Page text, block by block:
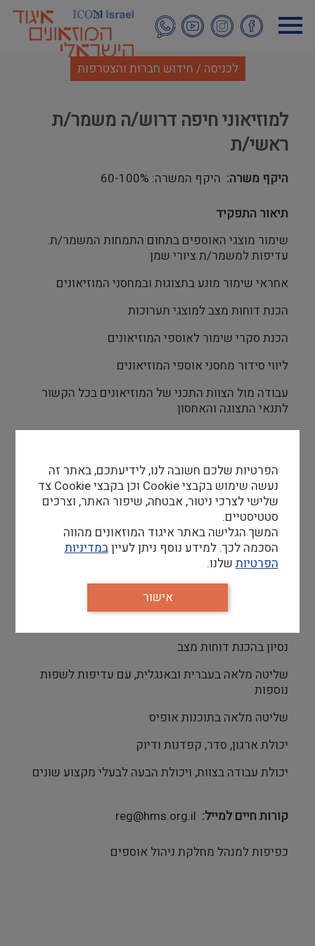
לתוכן
העיקרי
לכניסה / חידוש חברות והצטרפות
למוזיאוני חיפה דרוש/ה משמר/ת
ראשי/ת
היקף משרה היקף המשרה: 60-100%
תיאור התפקיד
שימור מוצגי האוספים בתחום התמחות המשמר/ת.
עדיפות למשמר/ת ציורי שמן
אחראי שימור מונע בתצוגות ובמחסני המוזיאונים
הכנת דוחות מצב למוצגי תערוכות
הכנת סקרי שימור לאוספי המוזיאונים
ליווי סידור מחסני אוספי המוזיאונים
עבודה מול הצוות התכני של המוזיאונים בכל הקשור
לתנאי התצוגה והאחסון
למוזיאון יש צוות האמון על טיפול באוספים וקבלת
תערוכות. במשרה הזו יש דגש על שימור בפועל
במוצגים במעבדות השימור החדשות של המוזיאונים.
דרישות סף
תואר אקדמי בשימור, עם תקופת התמחות של שנתיים
נסיון מעשי, עדיפות לנסיון מוזיאלי
ידע בשימור וסידור אוספים מגוונים
נסיון בהכנת דוחות מצב
שליטה מלאה בעברית ובאנגלית, עם עדיפות לשפות
נוספות
שליטה מלאה בתוכנות אופיס
יכולת ארגון, סדר, קפדנות ודיוק
יכולת עבודה בצוות, ויכולת הבעה לבעלי מקצוע שונים
קורות חיים למייל reg@hms.org.il
כפיפות למנהל מחלקת ניהול אוספים
הפרטיות שלכם חשובה לנו, לידיעתכם, באתר זה
נעשה שימוש בקבצי Cookie וכן בקבצי Cookie צד
שלישי לצרכי ניטור, אבטחה, שיפור האתר, וצרכים
סטטיסטיים.
המשך הגלישה באתר איגוד המוזאונים מהווה
הסכמה לכך. למידע נוסף ניתן לעייןבמדיניות
הפרטיות שלנו.
אישור